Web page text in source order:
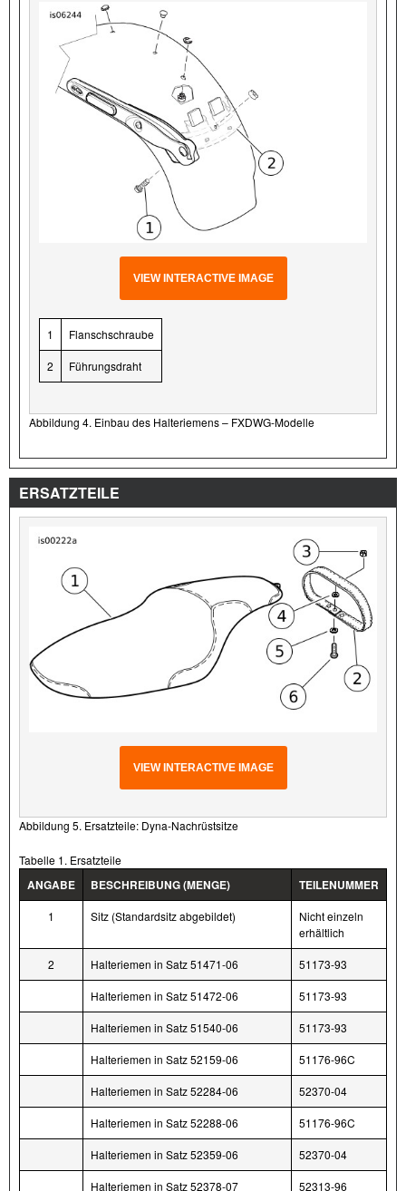
VIEW INTERACTIVE IMAGE
1 Flanschschraube
2 Führungsdraht
Abbildung 4. Einbau des Halteriemens – FXDWG-Modelle
ERSATZTEILE
VIEW INTERACTIVE IMAGE
Abbildung 5. Ersatzteile: Dyna-Nachrüstsitze
Tabelle 1. Ersatzteile
ANGABE BESCHREIBUNG (MENGE) TEILENUMMER
1 Sitz (Standardsitz abgebildet)
Nicht einzeln
erhältlich
2 Halteriemen in Satz 51471-06 51173-93
Halteriemen in Satz 51472-06 51173-93
Halteriemen in Satz 51540-06 51173-93
Halteriemen in Satz 52159-06 51176-96C
Halteriemen in Satz 52284-06 52370-04
Halteriemen in Satz 52288-06 51176-96C
Halteriemen in Satz 52359-06 52370-04
Halteriemen in Satz 52378-07 52313-96